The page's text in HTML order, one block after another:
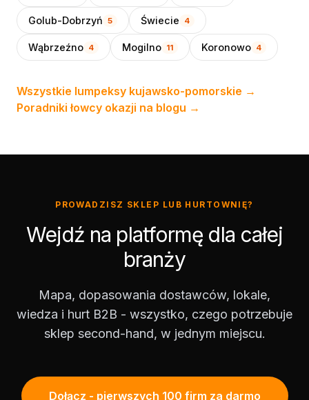
Golub-Dobrzyń 5 Świecie 4
Wąbrzeźno 4 Mogilno 11 Koronowo 4
Wszystkie lumpeksy kujawsko-pomorskie →
Poradniki łowcy okazji na blogu →
PROWADZISZ SKLEP LUB HURTOWNIĘ?
Wejdź na platformę dla całej
branży
Mapa, dopasowania dostawców, lokale,
wiedza i hurt B2B - wszystko, czego potrzebuje
sklep second-hand, w jednym miejscu.
Dołącz - pierwszych 100 firm za darmo